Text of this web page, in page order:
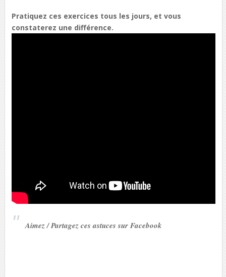
Pratiquez ces exercices tous les jours, et vous
constaterez une différence.
Aimez / Partagez ces astuces sur Facebook